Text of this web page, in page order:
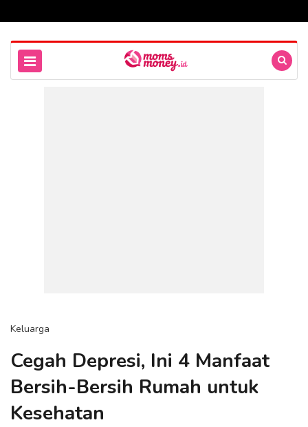
Keluarga
Cegah Depresi, Ini 4 Manfaat
Bersih-Bersih Rumah untuk
Kesehatan